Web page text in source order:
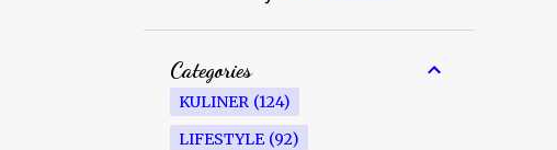
Categories
KULINER 124
LIFESTYLE 92